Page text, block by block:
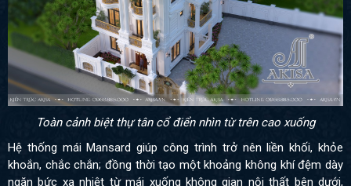
Toàn cảnh biệt thự tân cổ điển nhìn từ trên cao xuống
Hệ thống mái Mansard giúp công trình trở nên liền khối, khỏe
khoắn, chắc chắn; đồng thời tạo một khoảng không khí đệm dày
ngăn bức xạ nhiệt từ mái xuống không gian nội thất bên dưới,